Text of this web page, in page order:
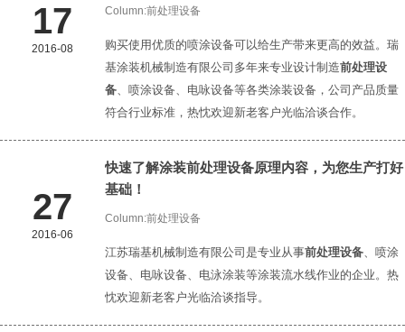
17
2016-08
Column:前处理设备
购买使用优质的喷涂设备可以给生产带来更高的效益。瑞
基涂装机械制造有限公司多年来专业设计制造前处理设
备、喷涂设备、电咏设备等各类涂装设备，公司产品质量
符合行业标准，热忱欢迎新老客户光临洽谈合作。
27
2016-06
快速了解涂装前处理设备原理内容，为您生产打好
基础！
Column:前处理设备
江苏瑞基机械制造有限公司是专业从事前处理设备、喷涂
设备、电咏设备、电泳涂装等涂装流水线作业的企业。热
忱欢迎新老客户光临洽谈指导。